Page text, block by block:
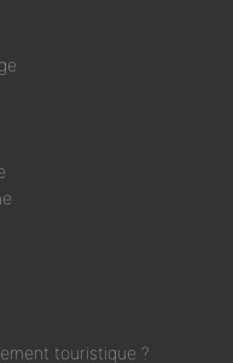
touristique ?